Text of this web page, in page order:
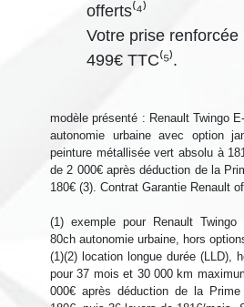
offerts⁽⁴⁾
Votre prise
499€ TTC⁽⁵⁾.
modèle présenté : Renault Twingo
autonomie urbaine avec option
peinture métallisée vert absolu à
de 2 000€ après déduction de la
180€ (3). Contrat Garantie Renault
(1) exemple pour Renault Twingo
80ch autonomie urbaine, hors
(1)(2) location longue durée (LLD),
pour 37 mois et 30 000 km
000€ après déduction de la